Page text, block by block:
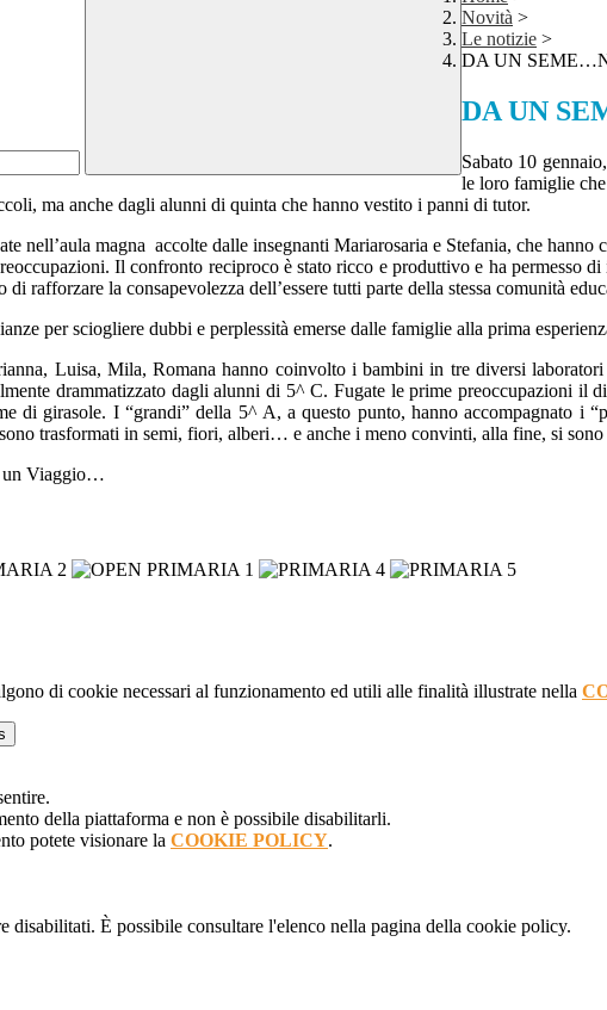
Novità >
Le notizie >
DA UN
DA UN
Sabato 10
le loro famiglie
ma anche dagli alunni di quinta che hanno vestito i panni di tutor.
nell’aula magna accolte dalle insegnanti Mariarosaria e Stefania, che
Il confronto reciproco è stato ricco e produttivo e ha permesso
rafforzare la consapevolezza dell’essere tutti parte della stessa comunità
per sciogliere dubbi e perplessità emerse dalle famiglie alla prima
Luisa, Mila, Romana hanno coinvolto i bambini in tre diversi
drammatizzato dagli alunni di 5^ C. Fugate le prime preoccupazioni il
di girasole. I “grandi” della 5^ A, a questo punto, hanno accompagnato i
trasformati in semi, fiori, alberi… e anche i meno convinti, alla fine, si
un Viaggio…
di cookie necessari al funzionamento ed utili alle finalità illustrate nella
della piattaforma e non è possibile disabilitarli.
potete visionare la COOKIE POLICY.
disabilitati. È possibile consultare l'elenco nella pagina della cookie policy.